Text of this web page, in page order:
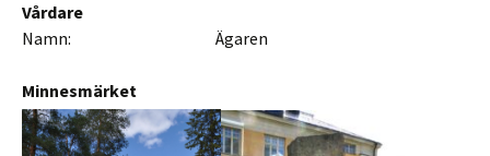
Vårdare
Namn: Ägaren
Minnesmärket